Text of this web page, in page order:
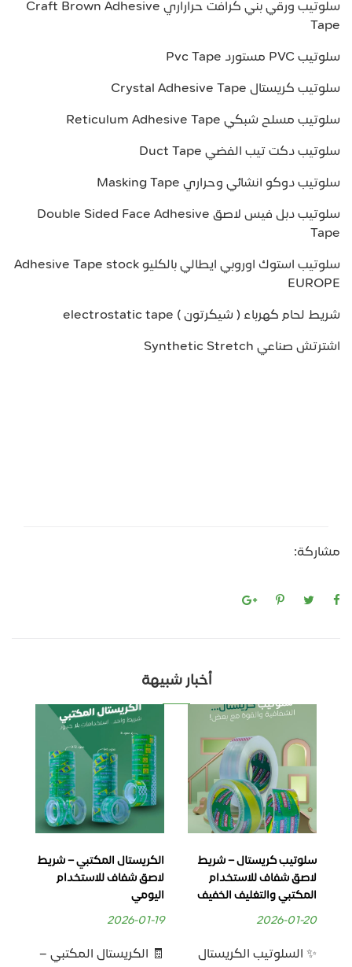
سلوتيب ورقي بني كرافت حراراري Craft Brown Adhesive
Tape
سلوتيب PVC مستورد Pvc Tape
سلوتيب كريستال Crystal Adhesive Tape
سلوتيب مسلح شبكي Reticulum Adhesive Tape
سلوتيب دكت تيب الفضي Duct Tape
سلوتيب دوكو انشائي وحراري Masking Tape
سلوتيب دبل فيس لاصق Double Sided Face Adhesive
Tape
سلوتيب استوك اوروبي ايطالي بالكليو Adhesive Tape stock
EUROPE
شريط لحام كهرباء ( شيكرتون ) electrostatic tape
اشترتش صناعي Synthetic Stretch
مشاركة:
أخبار شبيهة
سلوتيب كريستال – شريط
لاصق شفاف للاستخدام
المكتبي والتغليف الخفيف
2026-01-20
✨ السلوتيب الكريستال
الكريستال المكتبي – شريط
لاصق شفاف للاستخدام
اليومي
2026-01-19
🧾 الكريستال المكتبي –